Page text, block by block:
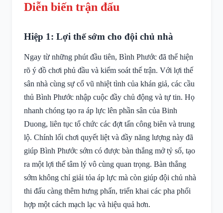
Diễn biến trận đấu
Hiệp 1: Lợi thế sớm cho đội chủ nhà
Ngay từ những phút đầu tiên, Bình Phước đã thể hiện
rõ ý đồ chơi phủ đầu và kiểm soát thế trận. Với lợi thế
sân nhà cùng sự cổ vũ nhiệt tình của khán giả, các cầu
thủ Bình Phước nhập cuộc đầy chủ động và tự tin. Họ
nhanh chóng tạo ra áp lực lên phần sân của Binh
Duong, liên tục tổ chức các đợt tấn công biên và trung
lộ. Chính lối chơi quyết liệt và đầy năng lượng này đã
giúp Bình Phước sớm có được bàn thắng mở tỷ số, tạo
ra một lợi thế tâm lý vô cùng quan trọng. Bàn thắng
sớm không chỉ giải tỏa áp lực mà còn giúp đội chủ nhà
thi đấu càng thêm hưng phấn, triển khai các pha phối
hợp một cách mạch lạc và hiệu quả hơn.